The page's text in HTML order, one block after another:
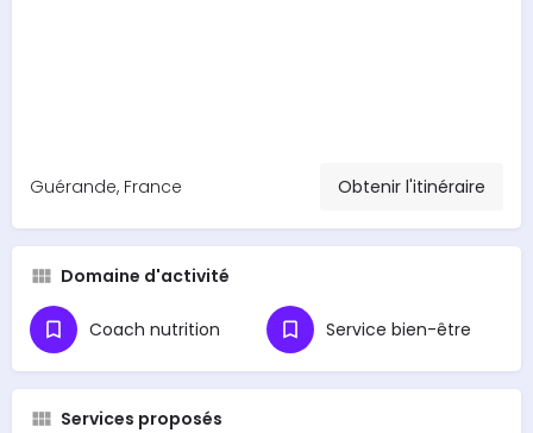
Guérande, France Obtenir l'itinéraire
Domaine d'activité
Coach nutrition Service bien-être
Services proposés